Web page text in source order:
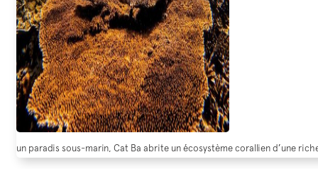
un paradis sous-marin, Cat Ba abrite un écosystème corallien d’une